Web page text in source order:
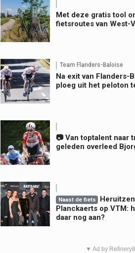
Met deze gratis tool
fietsroutes van West-
Team Flanders-Baloise
Na exit van Flanders-
ploeg uit het peloton
📷 Van toptalent naar
geleden overleed
Naast de fiets
Planckaerts op VTM:
daar nog aan?
▼ Ad by